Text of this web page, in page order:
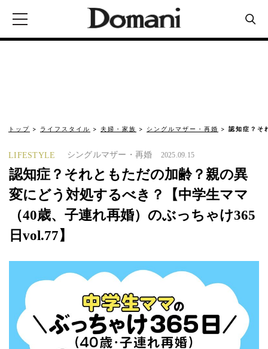
トップ ライフスタイル 夫婦・家族 シングルマザー・再婚 認知症？そ
LIFESTYLE シングルマザー・再婚 2025.09.15
認知症？それともただの加齢？親の異
変にどう対処するべき？【中学生ママ
（40歳、子連れ再婚）のぶっちゃけ365
日vol.77】